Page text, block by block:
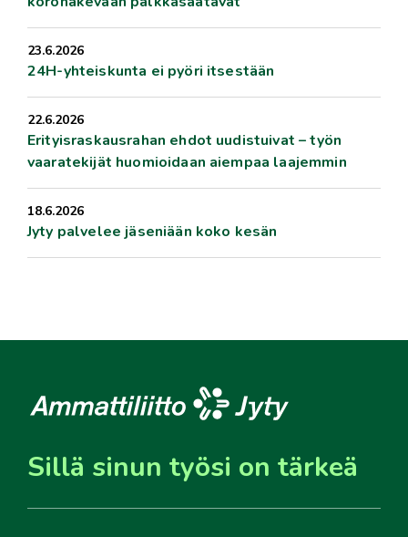
23.6.2026
24H-yhteiskunta ei pyöri itsestään
22.6.2026
Erityisraskausrahan ehdot uudistuivat – työn
vaaratekijät huomioidaan aiempaa laajemmin
18.6.2026
Jyty palvelee jäseniään koko kesän
Sillä sinun työsi on tärkeä